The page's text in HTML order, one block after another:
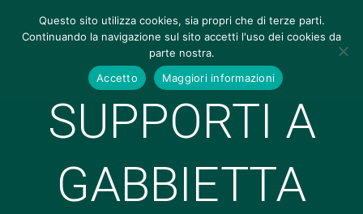
SUPPORTI A
GABBIETTA
Questo sito utilizza cookies, sia propri che di terze parti.
Continuando la navigazione sul sito accetti l'uso dei cookies da
parte nostra.
Accetto
Maggiori informazioni